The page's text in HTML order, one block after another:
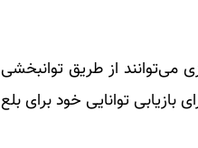
از طریق توانبخشی
توانایی خود برای بلع